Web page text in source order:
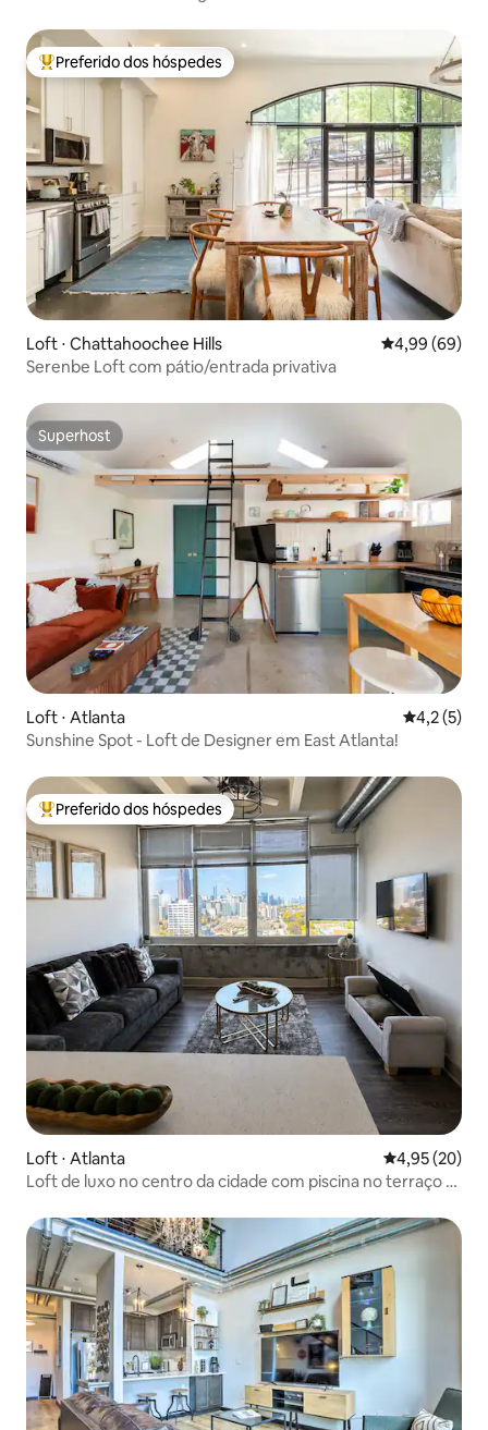
Entre os melhores preferidos dos hóspedes
Preferido dos hóspedes
Loft ⋅ Chattahoochee Hills 4,99 de uma
4,99 (69)
Serenbe Loft com pátio/entrada privativa
Superhost
Superhost
Loft ⋅ Atlanta 4,2 de
4,2 (5)
Sunshine Spot - Loft de Designer em East Atlanta!
Entre os melhores preferidos dos hóspedes
Preferido dos hóspedes
Loft ⋅ Atlanta 4,95 de uma
4,95 (20)
Loft de luxo no centro da cidade com piscina no terraço e